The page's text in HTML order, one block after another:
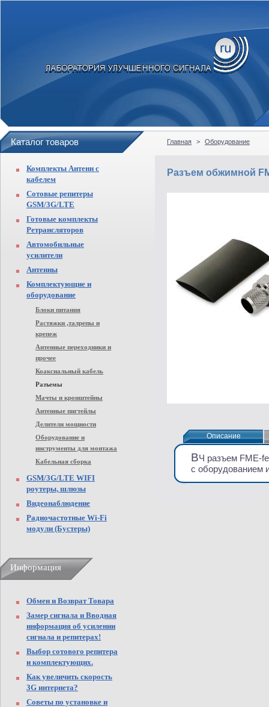
Каталог товаров
Комплекты Антенн с
кабелем
Сотовые репитеры
GSM/3G/LTE
Готовые комплекты
Ретрансляторов
Автомобильные
усилители
Антенны
Комплектующие и
оборудование
Блоки питания
Растяжки ,талрепы и
крепеж
Антенные переходники и
прочее
Коаксиальный кабель
Разъемы
Мачты и кронштейны
Антенные пигтейлы
Делители мощности
Оборудование и
инструменты для монтажа
Кабельная сборка
GSM/3G/LTE WIFI
роутеры, шлюзы
Видеонаблюдение
Радиочастотные Wi-Fi
модули (Бустеры)
Информация
Обмен и Возврат Товара
Замер сигнала и Вводная
информация об усилении
сигнала и репитерах!
Выбор сотового репитера
и комплектующих.
Как увеличить скорость
3G интернета?
Советы по установке и
Главная > Оборудование
Разъем обжимной
Описание
Описание
ВЧ разъем FME-
с оборудованием